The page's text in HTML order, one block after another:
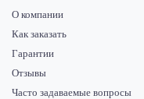
О компании
Как заказать
Гарантии
Отзывы
Часто задаваемые вопросы